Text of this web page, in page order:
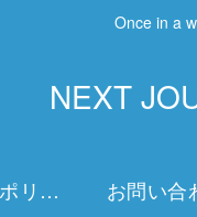
Once in a
NEXT
プライバシーポリシー お問い合